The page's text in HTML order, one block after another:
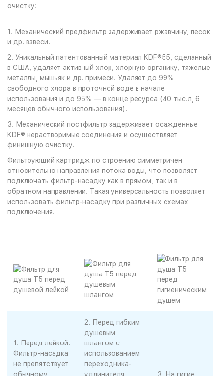
очистку:
1. Механический предфильтр задерживает ржавчину, песок
и др. взвеси.
2. Уникальный патентованный материал KDF®55, сделанный
в США, удаляет активный хлор, хлорную органику, тяжелые
металлы, мышьяк и др. примеси. Удаляет до 99%
свободного хлора в проточной воде в начале
использования и до 95% — в конце ресурса (40 тыс.л, 6
месяцев обычного использования).
3. Механический постфильтр задерживает осажденные
KDF® нерастворимые соединения и осуществляет
финишную очистку.
Фильтрующий картридж по строению симметричен
относительно направления потока воды, что позволяет
подключать фильтр-насадку как в прямом, так и в
обратном направлении. Такая универсальность позволяет
использовать фильтр-насадку при различных схемах
подключения.
1. Перед лейкой.
Фильтр-насадка
не препятствует
обычному
2. Перед гибким
душевым
шлангом с
использованием
переходника-
удлинителя.
3. На гигие